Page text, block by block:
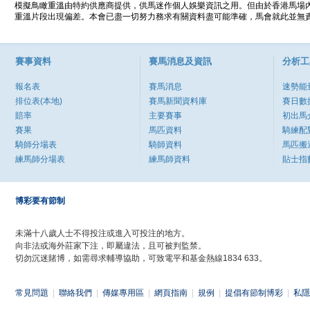
模擬鳥瞰重溫由特約供應商提供，供馬迷作個人娛樂資訊之用。但由於香港馬
重溫片段出現偏差。本會已盡一切努力務求有關資料盡可能準確，馬會就此並
賽事資料
報名表
排位表(本地)
賠率
賽果
騎師分場表
練馬師分場表
賽馬消息及資訊
賽馬消息
賽馬新聞資料庫
主要賽事
馬匹資料
騎師資料
練馬師資料
分析
速勢能
賽日數
初出馬
騎練配
馬匹搬
貼士指
博彩要有節制
未滿十八歲人士不得投注或進入可投注的地方。
向非法或海外莊家下注，即屬違法，且可被判監禁。
切勿沉迷賭博，如需尋求輔導協助，可致電平和基金熱線1834 633。
常見問題 聯絡我們 傳媒專用區 網頁指南 規例 提倡有節制博彩 私